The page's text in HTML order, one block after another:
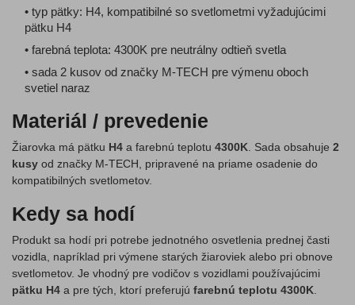
• typ pätky: H4, kompatibilné so svetlometmi vyžadujúcimi
pätku H4
• farebná teplota: 4300K pre neutrálny odtieň svetla
• sada 2 kusov od značky M-TECH pre výmenu oboch
svetiel naraz
Materiál / prevedenie
Žiarovka má pätku H4 a farebnú teplotu 4300K . Sada obsahuje 2
kusy od značky M-TECH, pripravené na priame osadenie do
kompatibilných svetlometov.
Kedy sa hodí
Produkt sa hodí pri potrebe jednotného osvetlenia prednej časti
vozidla, napríklad pri výmene starých žiaroviek alebo pri obnove
svetlometov. Je vhodný pre vodičov s vozidlami používajúcimi
pätku H4 a pre tých, ktorí preferujú farebnú teplotu 4300K